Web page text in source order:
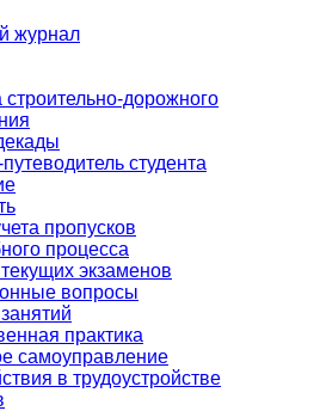
журнал
строительно-дорожного
студента
пропусков
процесса
экзаменов
вопросы
практика
самоуправление
в трудоустройстве